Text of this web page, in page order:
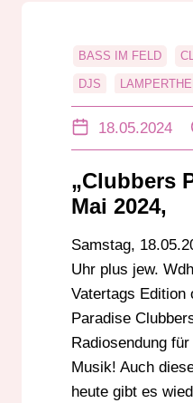
BASS IM FELD
DJS
18.05.2024
„Clubbers
Mai 2024,
Samstag,
Uhr plus jew.
Vatertags Edition
Paradise
Radiosendung
Musik! Auch
heute gibt es